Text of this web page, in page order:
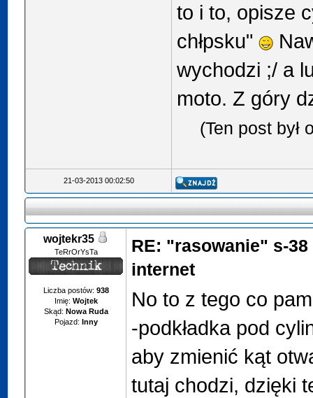
to i to, opisze
chłpsku"
wychodzi ;/ a
moto. Z góry
(Ten post był
21-03-2013 00:02:50
wojtekr35
TeRrOrYsTa
Liczba postów: 938
Imię: Wojtek
Skąd: Nowa Ruda
Pojazd: Inny
RE: "rasowanie" s-
internet
No to z tego co
-podkładka pod
aby zmienić kąt
tutaj chodzi, dzięki